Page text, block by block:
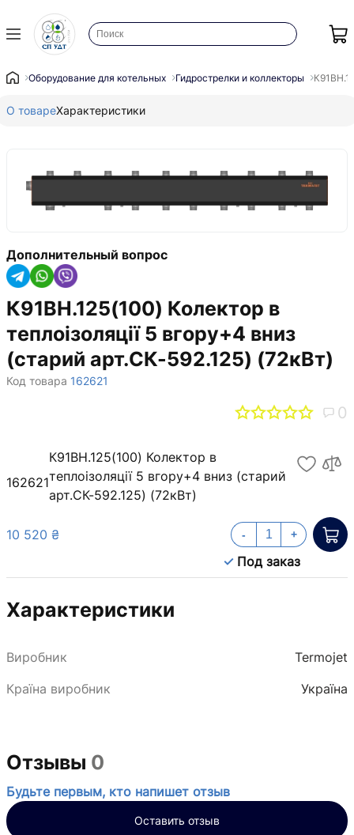
Оборудование для котельных Гидрострелки и коллекторы
О товареХарактеристики
Дополнительный вопрос
К91ВН.125(100) Колектор в
теплоізоляції 5 вгору+4 вниз
(старий арт.СК-592.125) (72кВт)
Код товара 162621
0
162621
К91ВН.125(100) Колектор в
теплоізоляції 5 вгору+4 вниз (старий
арт.СК-592.125) (72кВт)
10 520 ₴
Под заказ
- +
Характеристики
Виробник
Termojet
Країна виробник
Україна
Отзывы 0
Будьте первым, кто напишет отзыв
Оставить отзыв